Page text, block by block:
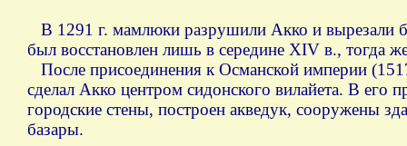
В 1291 г. мамлюки разрушили Акко и вырезали
был восстановлен лишь в середине XIV в., тогда
После присоединения к Османской империи
сделал Акко центром сидонского вилайета. В его
городские стены, построен акведук, сооружены
базары.